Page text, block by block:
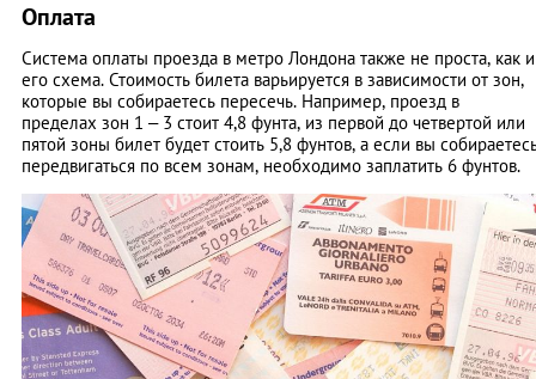
Оплата
Система оплаты проезда в метро Лондона также не проста, как и
его схема. Стоимость билета варьируется в зависимости от зон,
которые вы собираетесь пересечь. Например, проезд в
пределах зон 1 – 3 стоит 4,8 фунта, из первой до четвертой или
пятой зоны билет будет стоить 5,8 фунтов, а если вы
передвигаться по всем зонам, необходимо заплатить 6 фунтов.